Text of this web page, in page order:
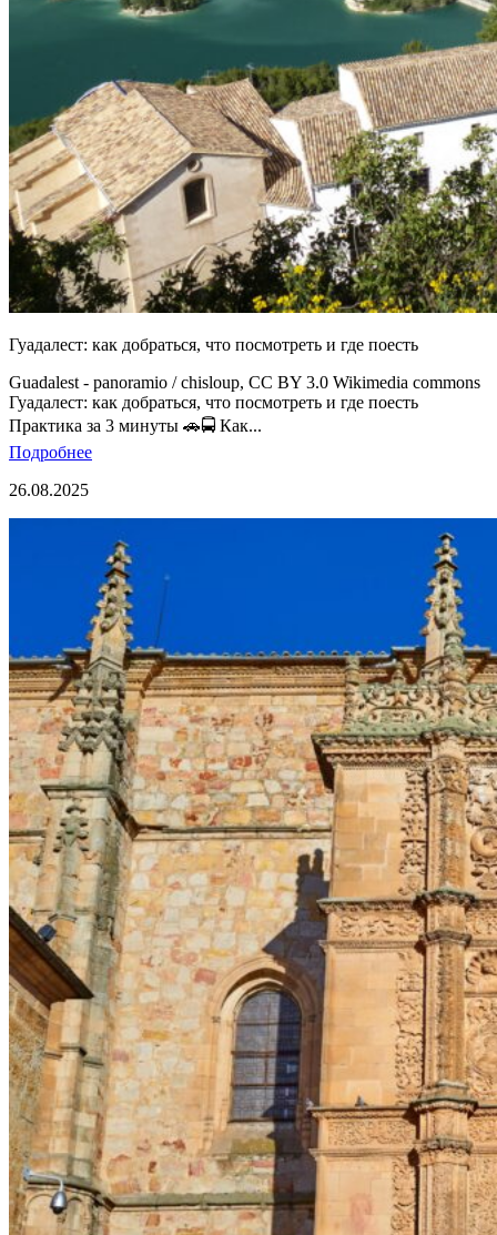
Гуадалест: как добраться, что посмотреть и где поесть
Guadalest - panoramio / chisloup, CC BY 3.0 Wikimedia commons
Гуадалест: как добраться, что посмотреть и где поесть
Практика за 3 минуты 🚗🚍 Как...
Подробнее
26.08.2025